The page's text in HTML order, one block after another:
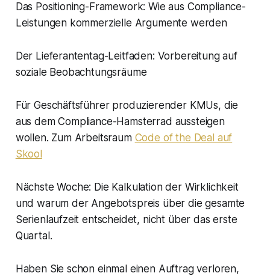
Das Positioning-Framework: Wie aus Compliance-
Leistungen kommerzielle Argumente werden
Der Lieferantentag-Leitfaden: Vorbereitung auf
soziale Beobachtungsräume
Für Geschäftsführer produzierender KMUs, die
aus dem Compliance-Hamsterrad aussteigen
wollen. Zum Arbeitsraum Code of the Deal auf
Skool
Nächste Woche: Die Kalkulation der Wirklichkeit
und warum der Angebotspreis über die gesamte
Serienlaufzeit entscheidet, nicht über das erste
Quartal.
Haben Sie schon einmal einen Auftrag verloren,